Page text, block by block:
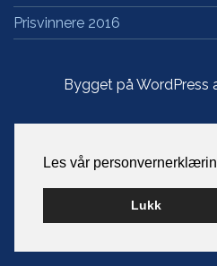
Les vår
Lukk
Prisvinnere 2016
Bygget på WordPress